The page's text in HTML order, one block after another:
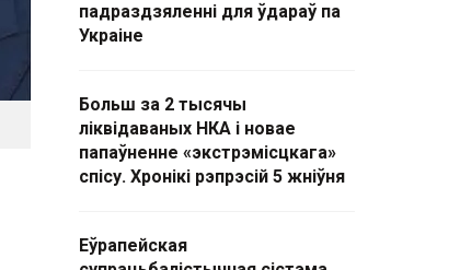
падраздзяленні для ўдараў па
Украіне
Больш за 2 тысячы
ліквідаваных НКА і новае
папаўненне «экстрэмісцкага»
спісу. Хронікі рэпрэсій 5 жніўня
Еўрапейская